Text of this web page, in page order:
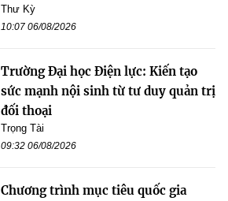
Thư Kỳ
10:07 06/08/2026
Trường Đại học Điện lực: Kiến tạo
sức mạnh nội sinh từ tư duy quản trị
đối thoại
Trọng Tài
09:32 06/08/2026
Chương trình mục tiêu quốc gia